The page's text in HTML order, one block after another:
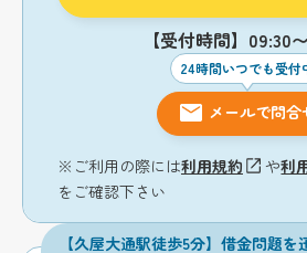
【受付時間】09:30
24時間いつでも受付
メールで問合
※ご利用の際には利用規約 や利
をご確認下さい
【久屋大通駅徒歩5分】借金問題